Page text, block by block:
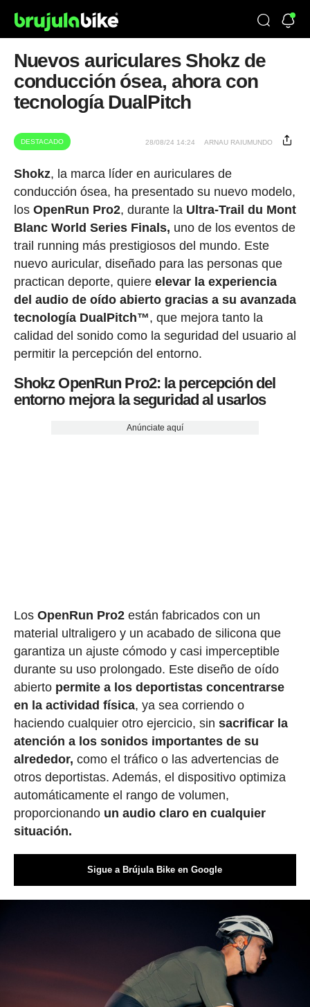
Nuevos auriculares Shokz de
conducción ósea, ahora con
tecnología DualPitch
DESTACADO 28/08/24 14:24 ARNAU RAIUMUNDO
Shokz, la marca líder en auriculares de
conducción ósea, ha presentado su nuevo modelo,
los OpenRun Pro2, durante la Ultra-Trail du Mont
Blanc World Series Finals, uno de los eventos de
trail running más prestigiosos del mundo. Este
nuevo auricular, diseñado para las personas que
practican deporte, quiere elevar la experiencia
del audio de oído abierto gracias a su avanzada
tecnología DualPitch™, que mejora tanto la
calidad del sonido como la seguridad del usuario al
permitir la percepción del entorno.
Shokz OpenRun Pro2: la percepción del
entorno mejora la seguridad al usarlos
Anúnciate aquí
Los OpenRun Pro2están fabricados con un
material ultraligero y un acabado de silicona que
garantiza un ajuste cómodo y casi imperceptible
durante su uso prolongado. Este diseño de oído
abierto permite a los deportistas concentrarse
en la actividad física, ya sea corriendo o
haciendo cualquier otro ejercicio, sin sacrificar la
atención a los sonidos importantes de su
alrededor, como el tráfico o las advertencias de
otros deportistas. Además, el dispositivo optimiza
automáticamente el rango de volumen,
proporcionando un audio claro en cualquier
situación.
Sigue a Brújula Bike en Google